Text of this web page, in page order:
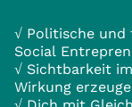
√ Politische und
Social
√ Sichtbarkeit
Wirkung